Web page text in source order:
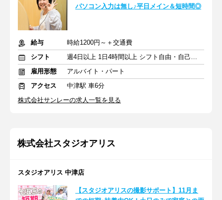
パソコン入力は無し♪平日メイン＆短時間◎
給与
時給1200円～＋交通費
シフト
週4日以上 1日4時間以上 シフト自由・自己申告
雇用形態
アルバイト・パート
アクセス
中津駅 車6分
株式会社サンレーの求人一覧を見る
株式会社スタジオアリス
スタジオアリス 中津店
【スタジオアリスの撮影サポート】11月ま